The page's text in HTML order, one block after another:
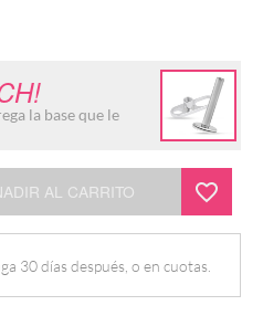
la base que le
AL CARRITO
30 días después, o en cuotas.